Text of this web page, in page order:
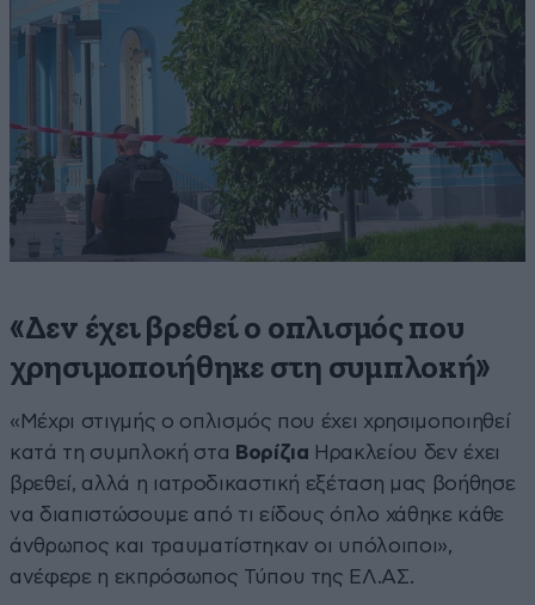
«Δεν έχει βρεθεί ο οπλισμός που
χρησιμοποιήθηκε στη συμπλοκή»
«Μέχρι στιγμής ο οπλισμός που έχει χρησιμοποιηθεί
κατά τη συμπλοκή στα Βορίζια Ηρακλείου δεν έχει
βρεθεί, αλλά η ιατροδικαστική εξέταση μας βοήθησε
να διαπιστώσουμε από τι είδους όπλο χάθηκε κάθε
άνθρωπος και τραυματίστηκαν οι υπόλοιποι»,
ανέφερε η εκπρόσωπος Τύπου της ΕΛ.ΑΣ.